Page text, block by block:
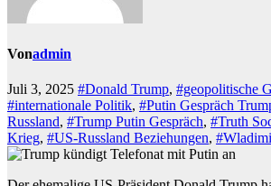
Vonadmin
Juli 3, 2025 #Donald Trump, #geopolitische
#internationale Politik, #Putin Gespräch
Russland, #Trump Putin Gespräch, #Truth
Krieg, #US-Russland Beziehungen,